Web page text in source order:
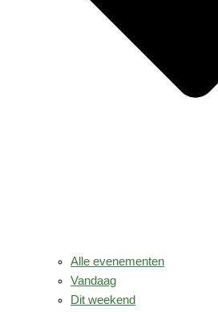
Alle evenementen
Vandaag
Dit weekend